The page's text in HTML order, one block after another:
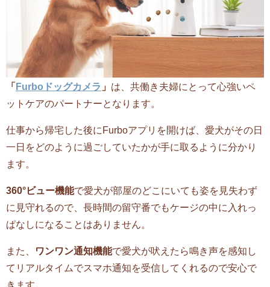
「 Furboドッグカメラ 」 は、共働き夫婦にとって心強いペ
ットケアのパートナーとなります。
仕事から帰宅した後にFurboアプリを開けば、愛犬がその日
一日をどのように過ごしていたかが手に取るように分かり
ます。
360°ビュー機能で愛犬が部屋のどこにいても姿を見失わず
に見守れるので、長時間の留守番でもケージの中に入れっ
ぱなしになることはありません。
また、 ワンワン通知機能で愛犬が吠えたら鳴き声を感知し
てリアルタイムでスマホ通知を受信してくれるので安心で
きます。